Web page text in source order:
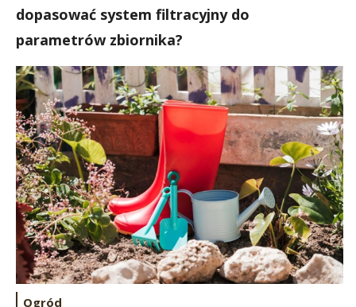
dopasować system filtracyjny do
parametrów zbiornika?
Ogród